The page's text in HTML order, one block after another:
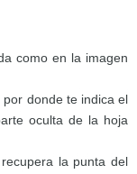
como en la imagen
donde te indica el
oculta de la hoja
la punta del